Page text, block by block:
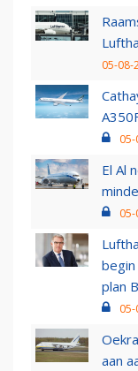
05-08-
El Al
plan B
aan